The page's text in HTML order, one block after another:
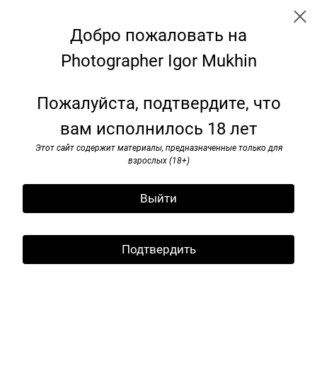
Добро пожаловать на
Photographer Igor Mukhin
Пожалуйста, подтвердите, что
вам исполнилось 18 лет
Этот сайт содержит материалы, предназначенные только для
взрослых (18+)
Выйти
Подтвердить
Georgia